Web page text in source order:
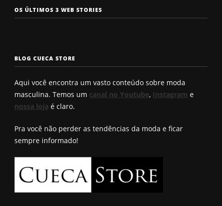
OS ÚLTIMOS 3 WEB STORIES
Os 7 tipos de
rosto
seu?
Cueca com
enchimento
a cueca
Roberto
BLOG CUECA STORE
Aqui você encontra um vasto conteúdo sobre moda
masculina. Temos um canal no Youtube, Instagram e
nossa loja é claro.
Pra você não perder as tendências da moda e ficar
sempre informado!